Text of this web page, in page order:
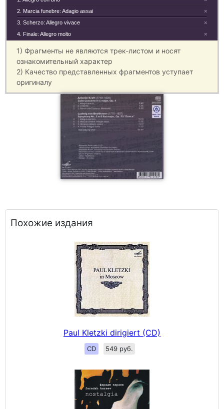
×
2. Marcia funebre: Adagio assai
×
3. Scherzo: Allegro vivace
×
4. Finale: Allegro molto
1) Фрагменты не являются трек-листом и носят
ознакомительный характер
2) Качество представленных фрагментов уступает
оригиналу
Похожие издания
Paul Kletzki dirigiert (CD)
CD 549 руб.